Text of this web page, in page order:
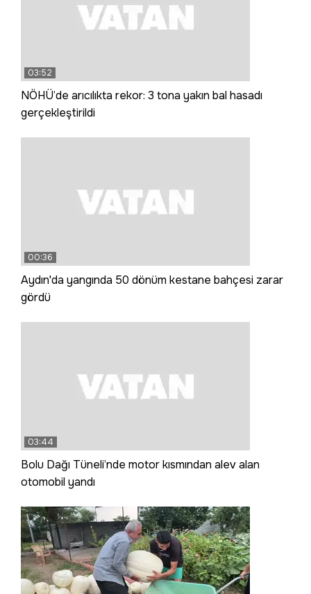
03:52
NÖHÜ’de arıcılıkta rekor: 3 tona yakın bal hasadı
gerçekleştirildi
00:36
Aydın'da yangında 50 dönüm kestane bahçesi zarar
gördü
03:44
Bolu Dağı Tüneli’nde motor kısmından alev alan
otomobil yandı